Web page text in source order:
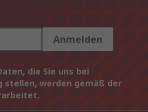
Anmelden
die Sie uns bei
stellen, werden gemäß der